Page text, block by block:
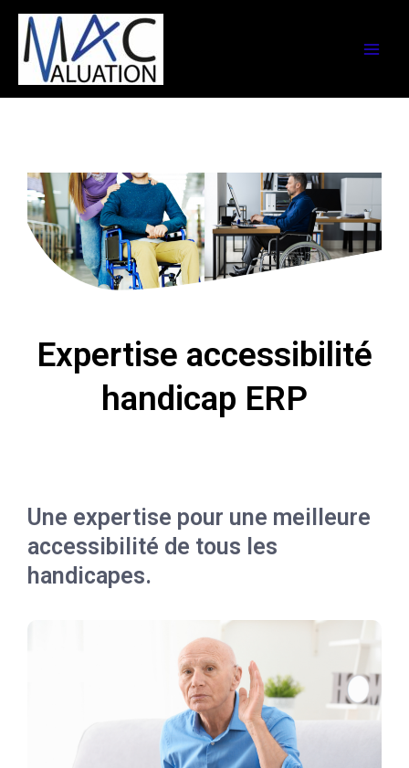
Expertise accessibilité
handicap ERP
Une expertise pour une meilleure
accessibilité de tous les
handicapes.